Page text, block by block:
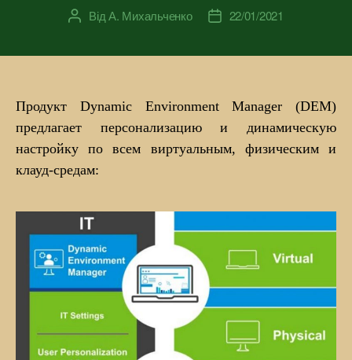
Автор
ВідА. Михальченко
Дата22/01/2021
Продукт Dynamic Environment Manager (DEM)
предлагает персонализацию и динамическую
настройку по всем виртуальным, физическим и
клауд-средам: